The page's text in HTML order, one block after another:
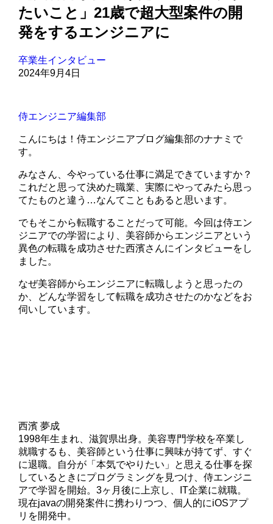
たいこと」21歳で超大型案件の開
発をするエンジニアに
卒業生インタビュー
2024年9月4日
侍エンジニア編集部
こんにちは！侍エンジニアブログ編集部のナナミで
す。
みなさん、今やっている仕事に満足できていますか？
これだと思って決めた職業、実際にやってみたら思っ
てたものと違う…なんてこともあると思います。
でもそこから転職することだって可能。今回は侍エン
ジニアでの学習により、美容師からエンジニアという
異色の転職を成功させた西濱さんにインタビューをし
ました。
なぜ美容師からエンジニアに転職しようと思ったの
か、どんな学習をして転職を成功させたのかなどをお
伺いしています。
西濱 夢成
1998年生まれ、滋賀県出身。美容専門学校を卒業し
就職するも、美容師という仕事に興味が持てず、すぐ
に退職。自分が「本気でやりたい」と思える仕事を探
しているときにプログラミングを見つけ、侍エンジニ
アで学習を開始。3ヶ月後に上京し、IT企業に就職。
現在javaの開発案件に携わりつつ、個人的にiOSアプ
リを開発中。